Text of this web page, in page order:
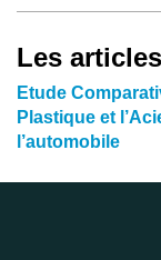
Les
Etude
Plastique et
l’automobile